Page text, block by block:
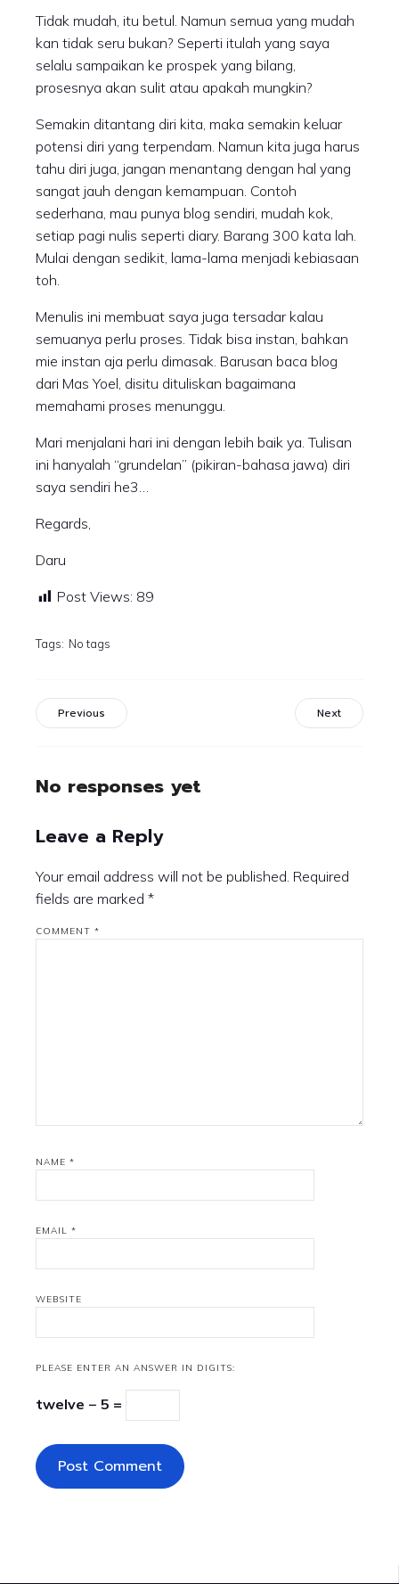
Tidak mudah, itu betul. Namun semua yang mudah
kan tidak seru bukan? Seperti itulah yang saya
selalu sampaikan ke prospek yang bilang,
prosesnya akan sulit atau apakah mungkin?
Semakin ditantang diri kita, maka semakin keluar
potensi diri yang terpendam. Namun kita juga harus
tahu diri juga, jangan menantang dengan hal yang
sangat jauh dengan kemampuan. Contoh
sederhana, mau punya blog sendiri, mudah kok,
setiap pagi nulis seperti diary. Barang 300 kata lah.
Mulai dengan sedikit, lama-lama menjadi kebiasaan
toh.
Menulis ini membuat saya juga tersadar kalau
semuanya perlu proses. Tidak bisa instan, bahkan
mie instan aja perlu dimasak. Barusan baca blog
dari Mas Yoel, disitu dituliskan bagaimana
memahami proses menunggu.
Mari menjalani hari ini dengan lebih baik ya. Tulisan
ini hanyalah “grundelan” (pikiran-bahasa jawa) diri
saya sendiri he3…
Regards,
Daru
Post Views: 89
Tags: No tags
Previous Next
No responses yet
Leave a Reply
Your email address will not be published. Required
fields are marked *
COMMENT *
NAME *
EMAIL *
WEBSITE
PLEASE ENTER AN ANSWER IN DIGITS:
twelve − 5 =